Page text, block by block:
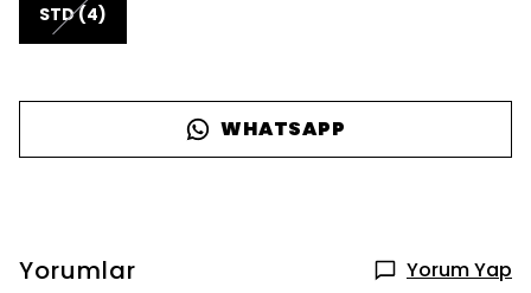
STD (4)
WHATSAPP
Yorumlar Yorum Yap